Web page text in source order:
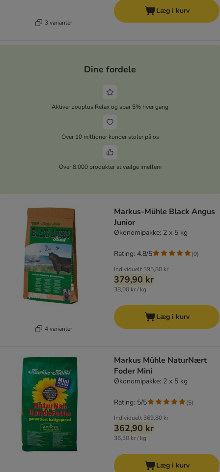
3 varianter
Læg i kurv
Dine fordele
Aktiver zooplus Relax og spar 5% hver gang
Over 10 millioner kunder stoler på os
Over 8.000 produkter at vælge imellem
4 varianter
Markus-Mühle Black Angus
Junior
Økonomipakke: 2 x 5 kg
Individuelt 395,80 kr
379,90 kr
38,00 kr / kg
Rating: 4.8/5 (9)
Læg i kurv
Markus Mühle NaturNært
Foder Mini
Økonomipakke: 2 x 5 kg
Individuelt 369,80 kr
362,90 kr
36,30 kr / kg
Rating: 5/5 (5)
Læg i kurv